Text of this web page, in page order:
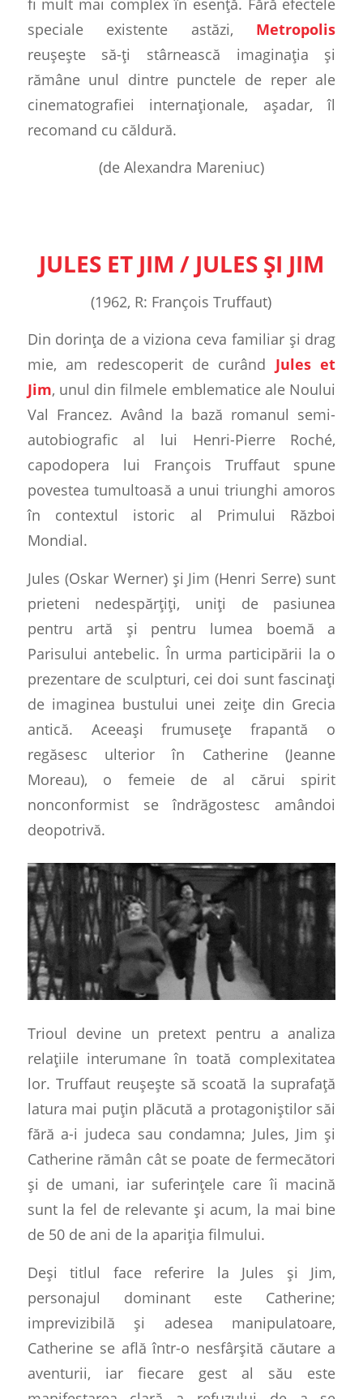
speciale existente astăzi, Metropolis
reușește să-ți stârnească imaginația și
rămâne unul dintre punctele de reper ale
cinematografiei internaționale, așadar, îl
recomand cu căldură.
(de Alexandra Mareniuc)
JULES ET JIM / JULES ȘI JIM
(1962, R: François Truffaut)
Din dorința de a viziona ceva familiar și drag
mie, am redescoperit de curând Jules et
Jim, unul din filmele emblematice ale Noului
Val Francez. Având la bază romanul semi-
autobiografic al lui Henri-Pierre Roché,
capodopera lui François Truffaut spune
povestea tumultoasă a unui triunghi amoros
în contextul istoric al Primului Război
Mondial.
Jules (Oskar Werner) și Jim (Henri Serre) sunt
prieteni nedespărțiți, uniți de pasiunea
pentru artă și pentru lumea boemă a
Parisului antebelic. În urma participării la o
prezentare de sculpturi, cei doi sunt fascinați
de imaginea bustului unei zeițe din Grecia
antică. Aceeași frumusețe frapantă o
regăsesc ulterior în Catherine (Jeanne
Moreau), o femeie de al cărui spirit
nonconformist seîndrăgostesc amândoi
deopotrivă.
Trioul devine un pretext pentru a analiza
relațiile interumane în toată complexitatea
lor. Truffaut reușește să scoată la suprafață
latura mai puțin plăcută a protagoniștilor săi
fără a-i judeca sau condamna; Jules, Jim și
Catherine rămân cât se poate de fermecători
și de umani, iar suferințele care îi macină
sunt la fel de relevante și acum, la mai bine
de 50 de ani de la apariția filmului.
Deși titlul face referire la Jules și Jim,
personajul dominant este Catherine;
imprevizibilă și adesea manipulatoare,
Catherine se află într-o nesfârșită căutare a
aventurii, iar fiecare gest al său este